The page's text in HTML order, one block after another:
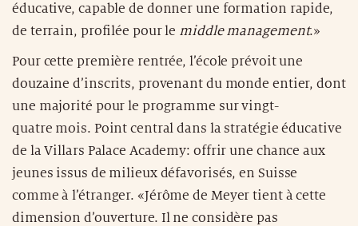
éducative, capable de donner une formation rapide,
de terrain, profilée pour le middle management.»
Pour cette première rentrée, l’école prévoit une
douzaine d’inscrits, provenant du monde entier, dont
une majorité pour le programme sur vingt-
quatre mois. Point central dans la stratégie éducative
de la Villars Palace Academy: offrir une chance aux
jeunes issus de milieux défavorisés, en Suisse
comme à l’étranger. «Jérôme de Meyer tient à cette
dimension d’ouverture. Il ne considère pas